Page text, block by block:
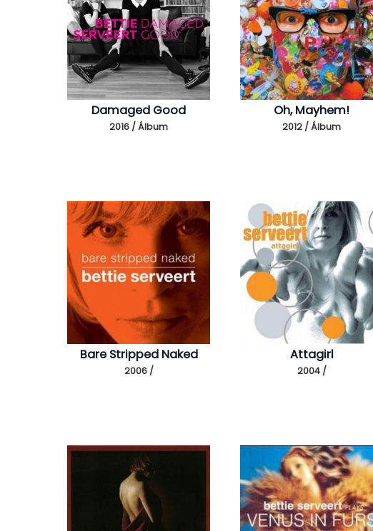
Damaged Good
2016 / Álbum
Oh, Mayhem!
2012 / Álbum
Bare Stripped Naked
2006 /
Attagirl
2004 /